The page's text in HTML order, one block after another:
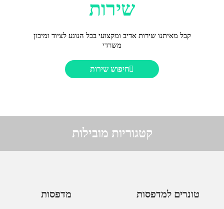
שירות
קבל מאיתנו שירות אדיב ומקצועי בכל הנוגע לציוד ומיכון
משרדי
חיפוש שירות
קטגוריות מובילות
טונרים למדפסות​ מדפסות​